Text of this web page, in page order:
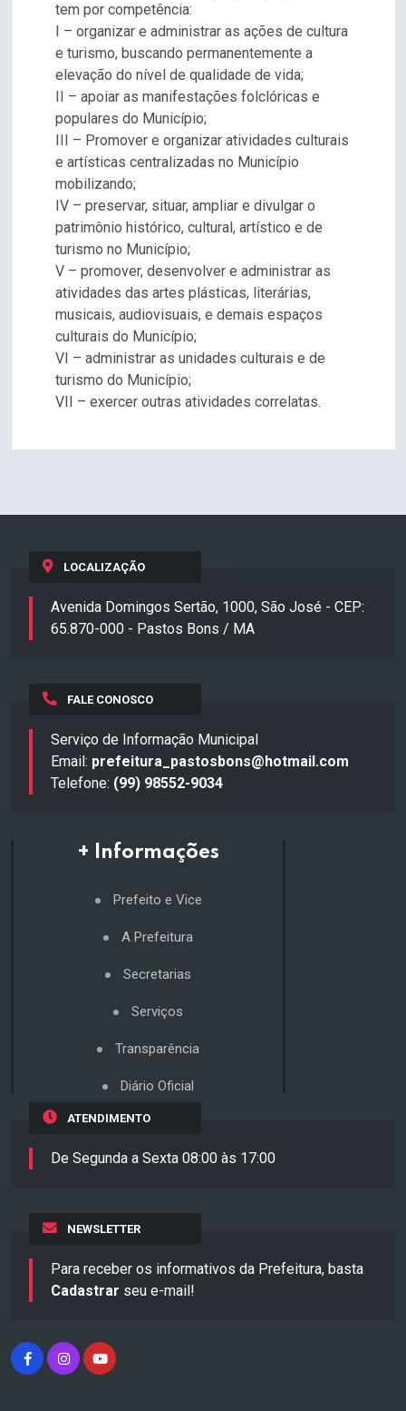
tem por competência:
I – organizar e administrar as ações de cultura
e turismo, buscando permanentemente a
elevação do nível de qualidade de vida;
II – apoiar as manifestações folclóricas e
populares do Município;
III – Promover e organizar atividades culturais
e artísticas centralizadas no Município
mobilizando;
IV – preservar, situar, ampliar e divulgar o
patrimônio histórico, cultural, artístico e de
turismo no Município;
V – promover, desenvolver e administrar as
atividades das artes plásticas, literárias,
musicais, audiovisuais, e demais espaços
culturais do Município;
VI – administrar as unidades culturais e de
turismo do Município;
VII – exercer outras atividades correlatas.
LOCALIZAÇÃO
Avenida Domingos Sertão, 1000, São José - CEP:
65.870-000 - Pastos Bons / MA
FALE CONOSCO
Serviço de Informação Municipal
Email: prefeitura_pastosbons@hotmail.com
Telefone: (99) 98552-9034
+ Informações
Prefeito e Vice
A Prefeitura
Secretarias
Serviços
Transparência
Diário Oficial
ATENDIMENTO
De Segunda a Sexta 08:00 às 17:00
NEWSLETTER
Para receber os informativos da Prefeitura, basta
Cadastrar seu e-mail!